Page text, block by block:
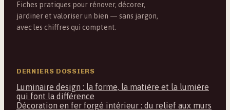
Fiches pratiques pour rénover, décorer,
jardiner et valoriser un bien — sans jargon,
avec les chiffres qui comptent.
DERNIERS DOSSIERS
Luminaire design : la forme, la matière et la lumière
qui font la différence
Décoration en fer forgé intérieur : du relief aux murs